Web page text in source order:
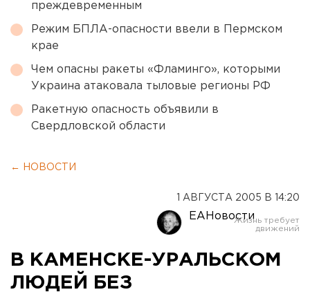
преждевременным
Режим БПЛА-опасности ввели в Пермском
крае
Чем опасны ракеты «Фламинго», которыми
Украина атаковала тыловые регионы РФ
Ракетную опасность объявили в
Свердловской области
← НОВОСТИ
1 АВГУСТА 2005 В 14:20
ЕАНовости
В КАМЕНСКЕ-УРАЛЬСКОМ
ЛЮДЕЙ БЕЗ